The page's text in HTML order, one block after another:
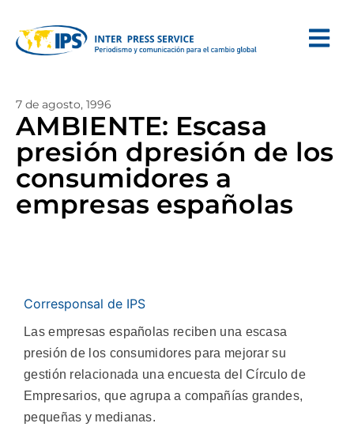
7 de agosto, 1996
AMBIENTE: Escasa
presión dpresión de los
consumidores a
empresas españolas
Corresponsal de IPS
Las empresas españolas reciben una escasa
presión de los consumidores para mejorar su
gestión relacionada una encuesta del Círculo de
Empresarios, que agrupa a compañías grandes,
pequeñas y medianas.